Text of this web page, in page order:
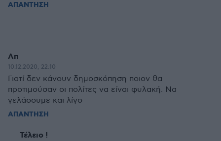
ΑΠΑΝΤΗΣΗ
Λπ
10.12.2020, 22:10
Γιατί δεν κάνουν δημοσκόπηση ποιον θα
προτιμούσαν οι πολίτες να είναι φυλακή. Να
γελάσουμε και λίγο
ΑΠΑΝΤΗΣΗ
Τέλειο !